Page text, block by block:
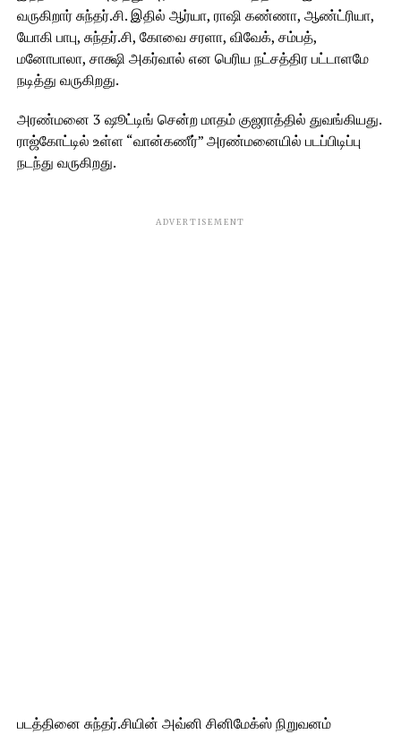
வருகிறார் சுந்தர்.சி. இதில் ஆர்யா, ராஷி கண்ணா, ஆண்ட்ரியா,
யோகி பாபு, சுந்தர்.சி, கோவை சரளா, விவேக், சம்பத்,
மனோபாலா, சாக்ஷி அகர்வால் என பெரிய நட்சத்திர பட்டாளமே
நடித்து வருகிறது.
அரண்மனை 3 ஷூட்டிங் சென்ற மாதம் குஜராத்தில் துவங்கியது.
ராஜ்கோட்டில் உள்ள “வான்கணீர்” அரண்மனையில் படப்பிடிப்பு
நடந்து வருகிறது.
ADVERTISEMENT
படத்தினை சுந்தர்.சியின் அவ்னி சினிமேக்ஸ் நிறுவனம்